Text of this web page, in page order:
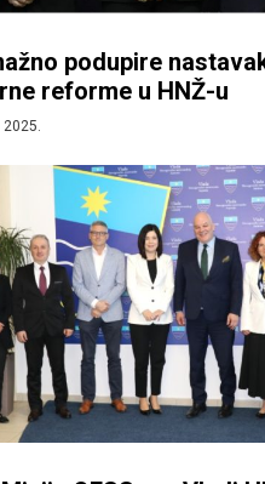
podupire
reforme u HNŽ-u